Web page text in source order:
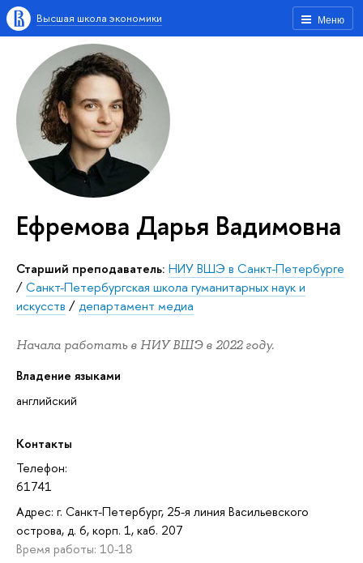
Меню
Высшая школа экономики
Ефремова Дарья Вадимовна
Старший преподаватель: НИУ ВШЭ в Санкт-Петербурге
/Санкт-Петербургская школа гуманитарных наук и
искусств /департамент медиа
Начала работать в НИУ ВШЭ в 2022 году.
Владение языками
английский
Контакты
Телефон:
61741
Адрес: г. Санкт-Петербург, 25-я линия Васильевского
острова, д. 6, корп. 1, каб. 207
Время работы: 10-18